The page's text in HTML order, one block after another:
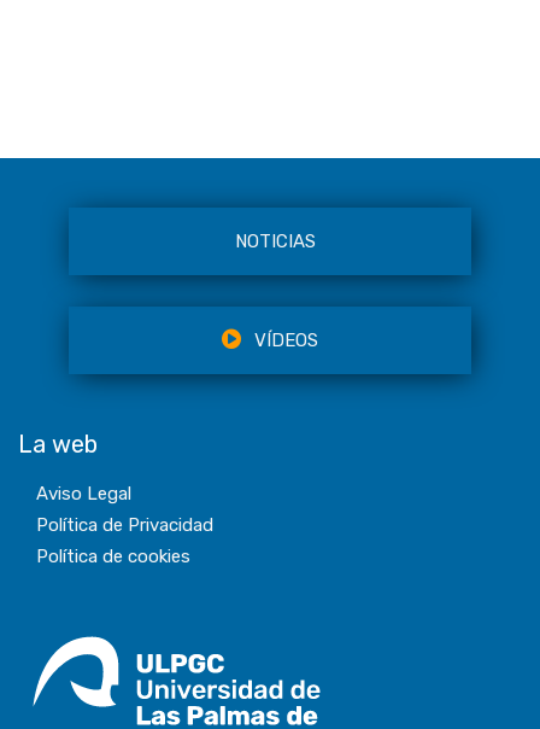
NOTICIAS
VÍDEOS
La web
Aviso Legal
Política de Privacidad
Política de cookies